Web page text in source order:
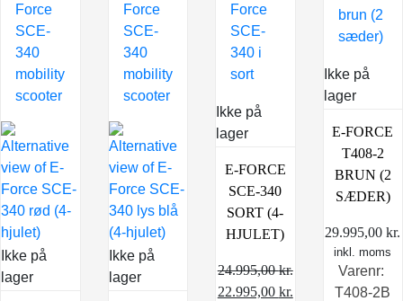
Ikke på
lager
Ikke på
lager
Ikke på
lager
E-FORCE
SCE-340
SORT (4-
HJULET)
24.995,00kr.
Den
22.995,00 kr.
Ikke på
lager
E-FORCE
T408-2
BRUN (2
SÆDER)
29.995,00kr.
inkl. moms
Varenr:
T408-2B